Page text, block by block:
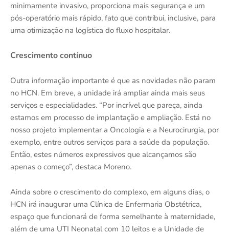
minimamente invasivo, proporciona mais segurança e um
pós-operatório mais rápido, fato que contribui, inclusive, para
uma otimização na logística do fluxo hospitalar.
Crescimento contínuo
Outra informação importante é que as novidades não param
no HCN. Em breve, a unidade irá ampliar ainda mais seus
serviços e especialidades. “Por incrível que pareça, ainda
estamos em processo de implantação e ampliação. Está no
nosso projeto implementar a Oncologia e a Neurocirurgia, por
exemplo, entre outros serviços para a saúde da população.
Então, estes números expressivos que alcançamos são
apenas o começo”, destaca Moreno.
Ainda sobre o crescimento do complexo, em alguns dias, o
HCN irá inaugurar uma Clínica de Enfermaria Obstétrica,
espaço que funcionará de forma semelhante à maternidade,
além de uma UTI Neonatal com 10 leitos e a Unidade de